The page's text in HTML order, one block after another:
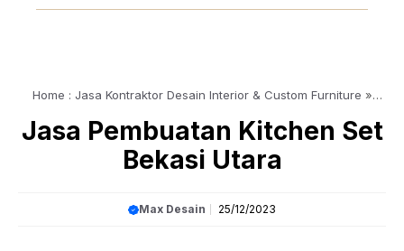
Home : Jasa Kontraktor Desain Interior & Custom Furniture »
Jasa Pembuatan Kitchen Set
Bekasi Utara
Max Desain 25/12/2023